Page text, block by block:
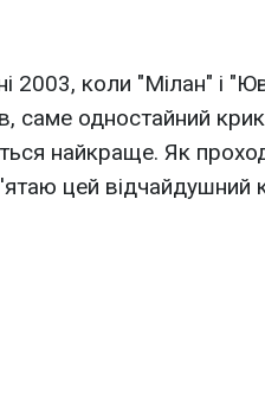
2003, коли "Мілан" і
саме одностайний
найкраще. Як
цей відчайдушний